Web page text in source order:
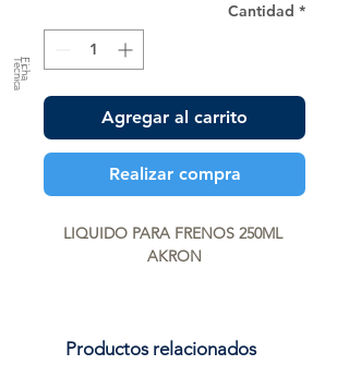
F
ic
h
a
T
é
c
n
ic
a
Cantidad *
Agregar al carrito
Realizar compra
LIQUIDO PARA FRENOS 250ML
AKRON
Productos relacionados